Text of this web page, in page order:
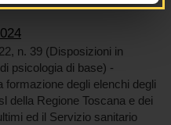
n. 39 (Disposizioni in
psicologia di base) -
formazione degli elenchi degli
della Regione Toscana e dei
ed il Servizio sanitario